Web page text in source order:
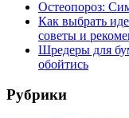
Остеопороз:
Как выбрать
советы и
Шредеры для
обойтись
Рубрики